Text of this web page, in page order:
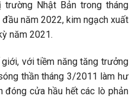
Nhật Bản trong tháng
năm 2022, kim ngạch xuất
năm 2021.
với tiềm năng tăng trưởng
thần tháng 3/2011 làm hư
đóng cửa hầu hết các lò phản